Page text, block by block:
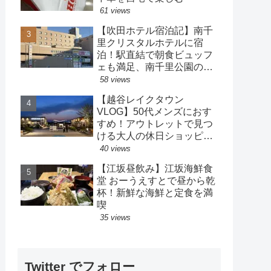
61 views
【吹田ホテル宿泊記】南千
里クリスタルホテルに宿
泊！駅直結で朝食ビュッフ
ェも満足、南千里公園の散
策も楽しめるホテル
58 views
【越谷レイクタウン
VLOG】50代メンズにおす
すめ！アウトレットで見つ
ける大人の休日ショッピン
グ
40 views
【江坂昼飲み】江坂海鮮食
堂 おーうえすとで昼から乾
杯！新鮮な海鮮と定食を満
喫
35 views
Twitter でフォロー